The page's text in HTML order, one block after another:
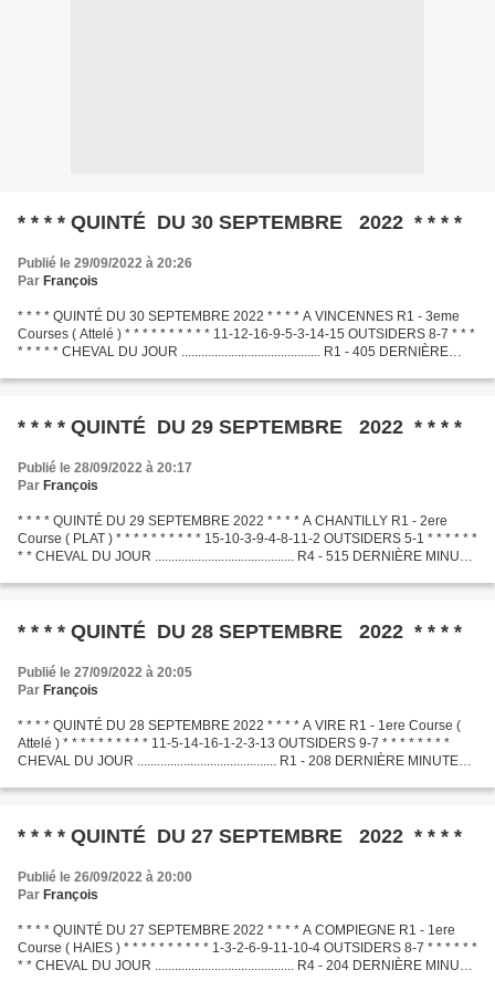
* * * * QUINTÉ DU 30 SEPTEMBRE 2022 * * * *
Publié le 29/09/2022 à 20:26
Par François
* * * * QUINTÉ DU 30 SEPTEMBRE 2022 * * * * A VINCENNES R1 - 3eme
Courses ( Attelé ) * * * * * * * * * * 11-12-16-9-5-3-14-15 OUTSIDERS 8-7 * * *
* * * * * CHEVAL DU JOUR .......................................... R1 - 405 DERNIÈRE
* * * * QUINTÉ DU 29 SEPTEMBRE 2022 * * * *
Publié le 28/09/2022 à 20:17
Par François
* * * * QUINTÉ DU 29 SEPTEMBRE 2022 * * * * A CHANTILLY R1 - 2ere
Course ( PLAT ) * * * * * * * * * * 15-10-3-9-4-8-11-2 OUTSIDERS 5-1 * * * * * *
* * CHEVAL DU JOUR .......................................... R4 - 515 DERNIÈRE MINUTE
* * * * QUINTÉ DU 28 SEPTEMBRE 2022 * * * *
Publié le 27/09/2022 à 20:05
Par François
* * * * QUINTÉ DU 28 SEPTEMBRE 2022 * * * * A VIRE R1 - 1ere Course (
Attelé ) * * * * * * * * * * 11-5-14-16-1-2-3-13 OUTSIDERS 9-7 * * * * * * * *
CHEVAL DU JOUR .......................................... R1 - 208 DERNIÈRE MINUTE
* * * * QUINTÉ DU 27 SEPTEMBRE 2022 * * * *
Publié le 26/09/2022 à 20:00
Par François
* * * * QUINTÉ DU 27 SEPTEMBRE 2022 * * * * A COMPIEGNE R1 - 1ere
Course ( HAIES ) * * * * * * * * * * 1-3-2-6-9-11-10-4 OUTSIDERS 8-7 * * * * * *
* * CHEVAL DU JOUR .......................................... R4 - 204 DERNIÈRE MINUTE